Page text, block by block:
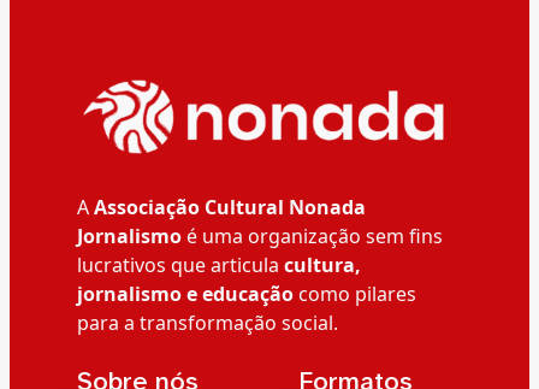
AAssociação Cultural Nonada
Jornalismoé uma organização sem fins
lucrativos que articula cultura,
jornalismo e educaçãocomo pilares
para a transformação social.
__Sobre nós __Formatos